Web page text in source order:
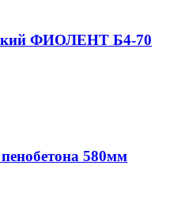
ФИОЛЕНТ Б4-70
580мм